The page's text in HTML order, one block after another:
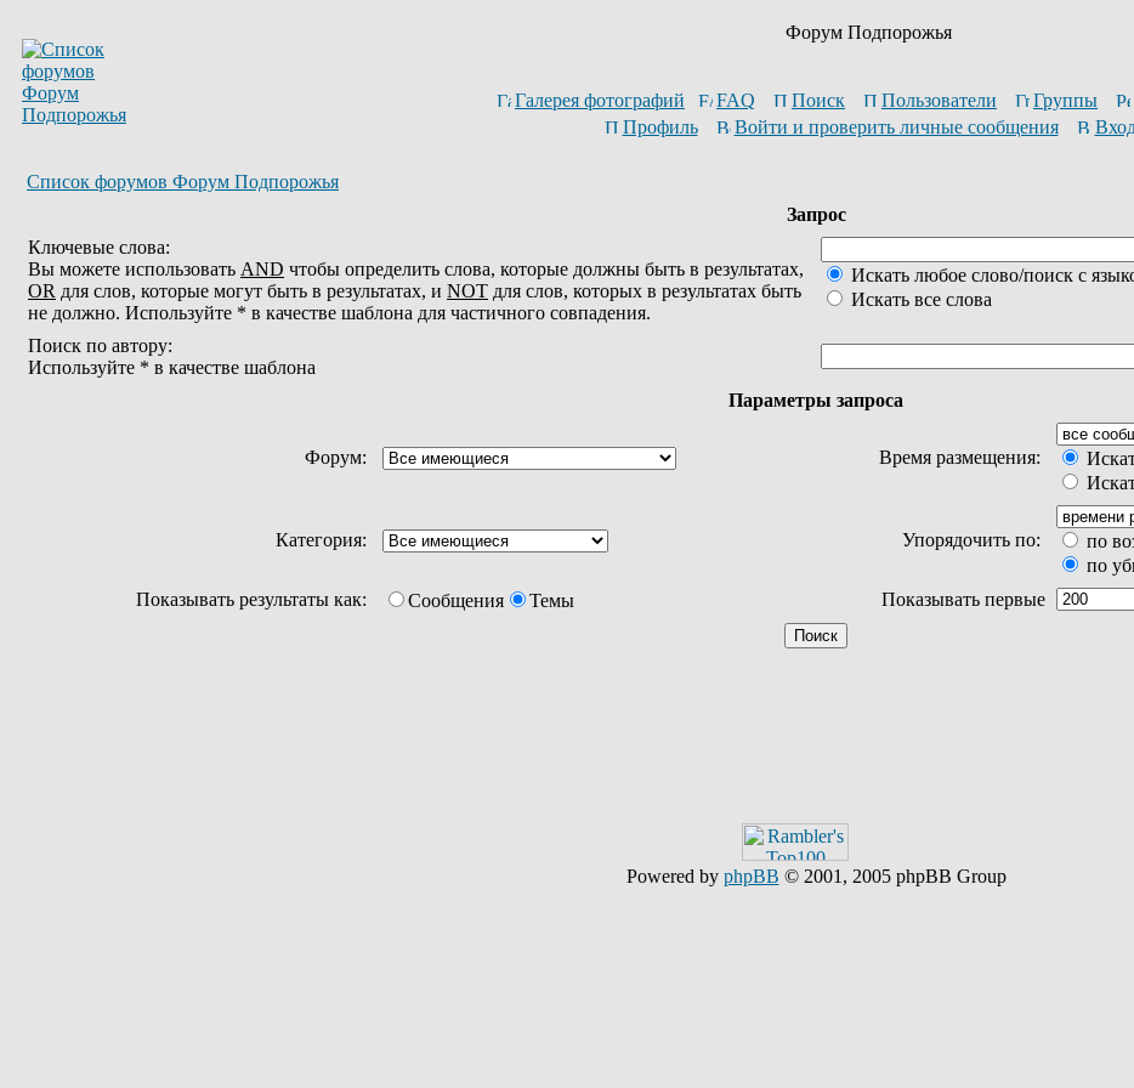
Форум Подпорожья
Галерея фотографий FAQ Поиск Пользователи Группы
Профиль
Войти и проверить личные сообщения
Список форумов Форум Подпорожья
Запрос
Ключевые слова:
Вы можете использовать AND чтобы определить слова, которые должны быть в результатах,
OR для слов, которые могут быть в результатах, и NOT для слов, которых в результатах быть
не должно. Используйте * в качестве шаблона для частичного совпадения.
Искать любое слово/поиск с
Искать все слова
Поиск по автору:
Используйте * в качестве шаблона
Параметры запроса
Форум: Время размещения:
Категория: Упорядочить по:
по
по
Показывать результаты как:
Сообщения Темы Показывать первые
Powered by phpBB © 2001, 2005 phpBB Group